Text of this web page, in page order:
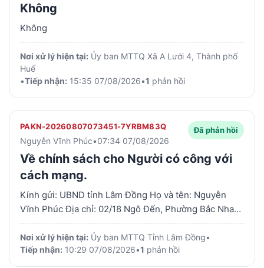
Không
Không
Nơi xử lý hiện tại: Ủy ban MTTQ Xã A Lưới 4, Thành phố
Huế
•Tiếp nhận: 15:35 07/08/2026•1 phản hồi
PAKN-20260807073451-7YRBM83Q
Nguyễn Vĩnh Phúc•07:34 07/08/2026
Đã phản hồi
Về chính sách cho Người có công với
cách mạng.
Kính gửi: UBND tỉnh Lâm Đồng Họ và tên: Nguyễn
Vĩnh Phúc Địa chỉ: 02/18 Ngô Đến, Phường Bắc Nha
Trang, Tỉnh Khánh Hòa. ĐT: 0908180646, email:
vinhphuc1953@gmail.com Theo đó. Căn cứ vào
khoản 1. Điều 3 Pháp lệnh 02/2020/UBTVQH14 và
Pháp lệnh số: 05/2026/UBTVQH16, ngày 08/07/2026
Nơi xử lý hiện tại: Ủy ban MTTQ Tỉnh Lâm Đồng•
Tiếp nhận: 10:29 07/08/2026•1 phản hồi